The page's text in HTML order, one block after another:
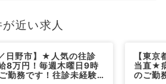
近い求人
日野市】★人気の往診
8万円！毎週木曜日9時
勤務です！往診未経験
【東
当直★
のご勤